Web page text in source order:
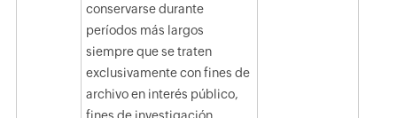
conservarse durante
períodos más largos
siempre que se traten
exclusivamente con fines de
archivo en interés público,